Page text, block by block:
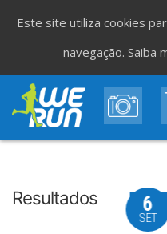
Resultados
de São Romão 37ª
6
SET
Este site utiliza cookies
navegação. Saiba